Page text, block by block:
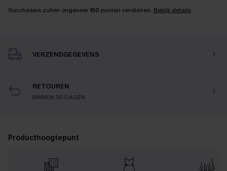
Sunchasers zullen ongeveer150 punten verdienen. Bekijk details
VERZENDGEGEVENS
RETOUREN
BINNEN 30 DAGEN
Producthoogtepunt